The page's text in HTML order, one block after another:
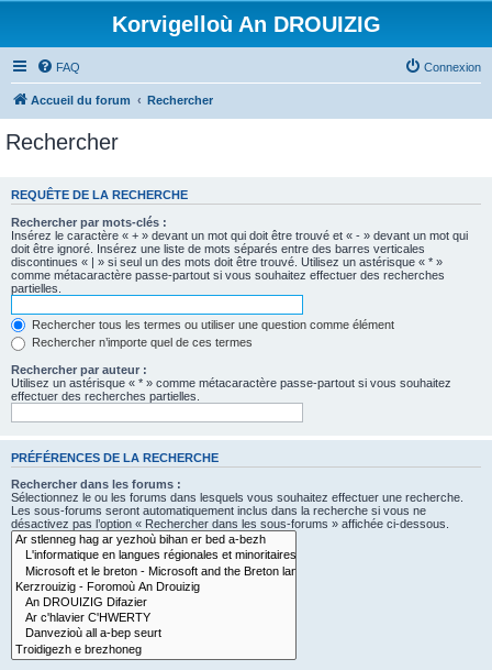
Korvigelloù An DROUIZIG
FAQ Connexion
Accueil du forum Rechercher
Rechercher
REQUÊTE DE LA RECHERCHE
Rechercher par mots-clés :
Insérez le caractère « + » devant un mot qui doit être trouvé et « - » devant un mot qui
doit être ignoré. Insérez une liste de mots séparés entre des barres verticales
discontinues « | » si seul un des mots doit être trouvé. Utilisez un astérisque « * »
comme métacaractère passe-partout si vous souhaitez effectuer des recherches
partielles.
Rechercher tous les termes ou utiliser une question comme élément
Rechercher n’importe quel de ces termes
Rechercher par auteur :
Utilisez un astérisque « * » comme métacaractère passe-partout si vous souhaitez
effectuer des recherches partielles.
PRÉFÉRENCES DE LA RECHERCHE
Rechercher dans les forums :
Sélectionnez le ou les forums dans lesquels vous souhaitez effectuer une recherche.
Les sous-forums seront automatiquement inclus dans la recherche si vous ne
désactivez pas l’option « Rechercher dans les sous-forums » affichée ci-dessous.